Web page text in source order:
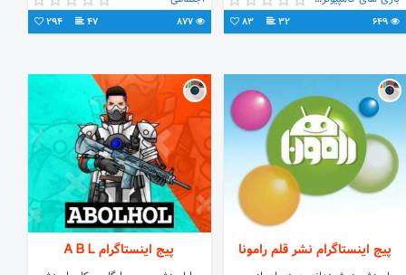
649
32
83
877
47
294
پیج اینستاگرام نشر قلم رامونا پیج اینستاگرام Ꭺ Ᏼ Ꮮ